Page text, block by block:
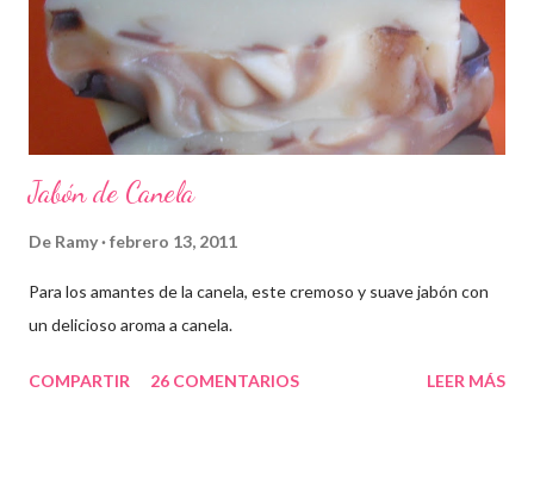
Jabón de Canela
De Ramy febrero 13, 2011
Para los amantes de la canela, este cremoso y suave jabón con
un delicioso aroma a canela.
COMPARTIR 26 COMENTARIOS LEER MÁS